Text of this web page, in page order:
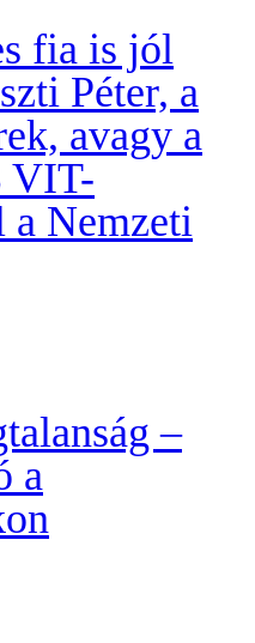
fia is jól
Péter, a
avagy a
VIT-
a Nemzeti
–
a